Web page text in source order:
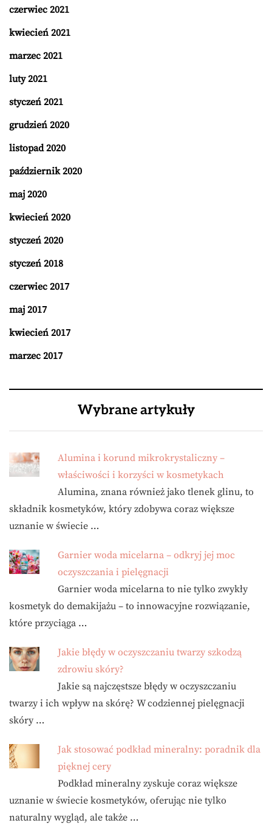
czerwiec 2021
kwiecień 2021
marzec 2021
luty 2021
styczeń 2021
grudzień 2020
listopad 2020
październik 2020
maj 2020
kwiecień 2020
styczeń 2020
styczeń 2018
czerwiec 2017
maj 2017
kwiecień 2017
marzec 2017
Wybrane artykuły
Alumina i korund mikrokrystaliczny –
właściwości i korzyści w kosmetykach
Alumina, znana również jako tlenek glinu, to
składnik kosmetyków, który zdobywa coraz większe
uznanie w świecie …
Garnier woda micelarna – odkryj jej moc
oczyszczania i pielęgnacji
Garnier woda micelarna to nie tylko zwykły
kosmetyk do demakijażu – to innowacyjne rozwiązanie,
które przyciąga …
Jakie błędy w oczyszczaniu twarzy szkodzą
zdrowiu skóry?
Jakie są najczęstsze błędy w oczyszczaniu
twarzy i ich wpływ na skórę? W codziennej pielęgnacji
skóry …
Jak stosować podkład mineralny: poradnik dla
pięknej cery
Podkład mineralny zyskuje coraz większe
uznanie w świecie kosmetyków, oferując nie tylko
naturalny wygląd, ale także …